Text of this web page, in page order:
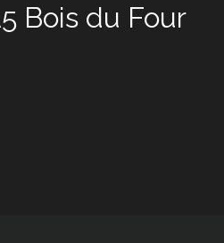
Bois du Four